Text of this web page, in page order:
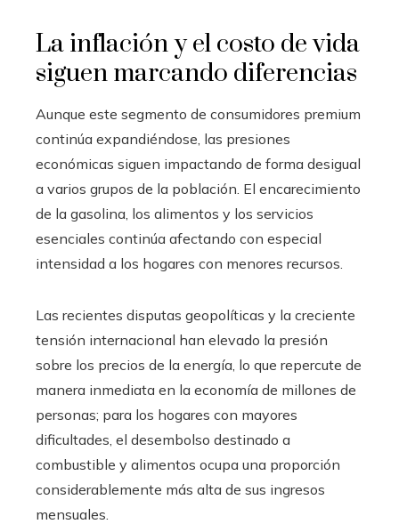
La inflación y el costo de vida
siguen marcando diferencias
Aunque este segmento de consumidores premium
continúa expandiéndose, las presiones
económicas siguen impactando de forma desigual
a varios grupos de la población. El encarecimiento
de la gasolina, los alimentos y los servicios
esenciales continúa afectando con especial
intensidad a los hogares con menores recursos.
Las recientes disputas geopolíticas y la creciente
tensión internacional han elevado la presión
sobre los precios de la energía, lo que repercute de
manera inmediata en la economía de millones de
personas; para los hogares con mayores
dificultades, el desembolso destinado a
combustible y alimentos ocupa una proporción
considerablemente más alta de sus ingresos
mensuales.